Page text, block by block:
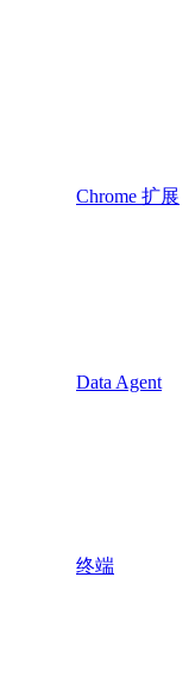
Chrome 扩展
Data Agent
终端